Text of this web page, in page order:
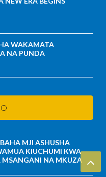
WAKAMATA
NA PUNDA
MJI ASHUSHA
KIUCHUMI KWA
MSANGANI NA MKUZA